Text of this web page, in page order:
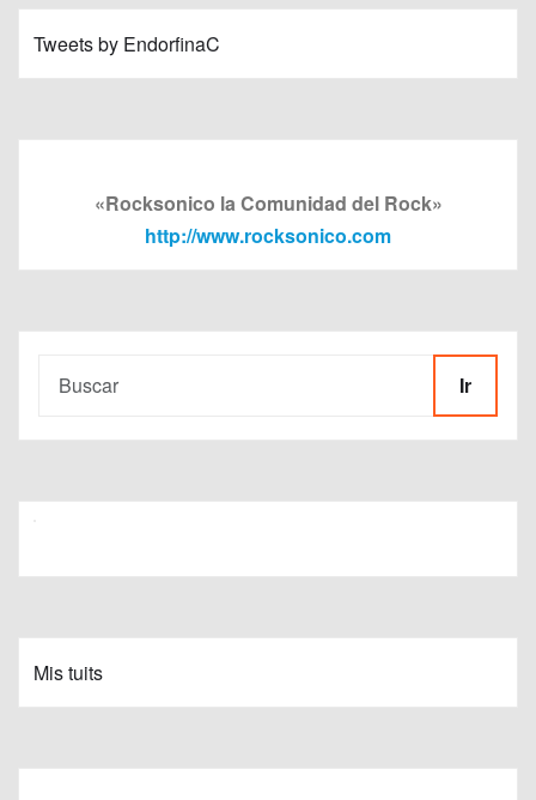
Tweets by EndorfinaC
«Rocksonico la Comunidad del Rock»
http://www.rocksonico.com
Ir
Mis tuits